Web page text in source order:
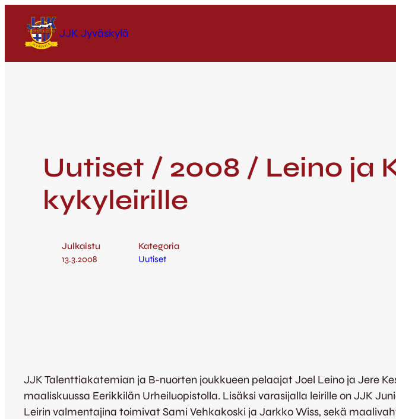
JJK Jyväskylä
Uutiset / 2008 / Leino ja
kykyleirille
Julkaistu
13.3.2008
Kategoria
Uutiset
JJK Talenttiakatemian ja B-nuorten joukkueen pelaajat Joel Leino ja Jere
maaliskuussa Eerikkilän Urheiluopistolla. Lisäksi varasijalla leirille on JJK
Leirin valmentajina toimivat Sami Vehkakoski ja Jarkko Wiss, sekä